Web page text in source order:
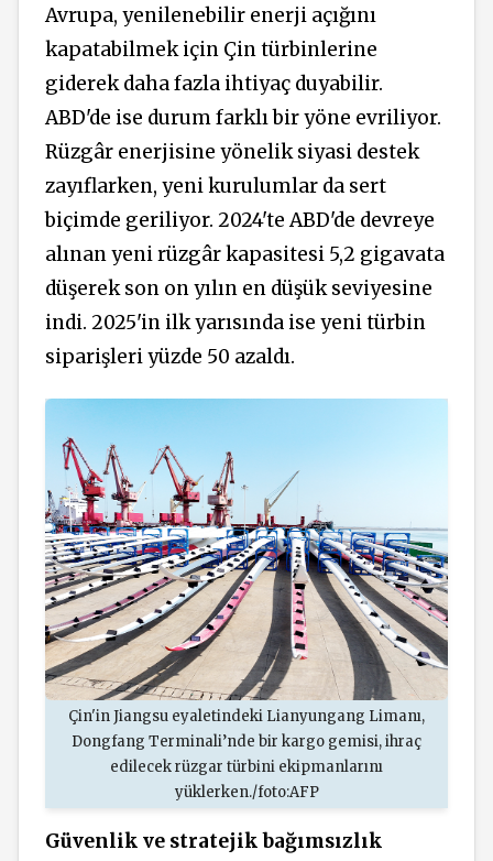
Avrupa, yenilenebilir enerji açığını
kapatabilmek için Çin türbinlerine
giderek daha fazla ihtiyaç duyabilir.
ABD'de ise durum farklı bir yöne evriliyor.
Rüzgâr enerjisine yönelik siyasi destek
zayıflarken, yeni kurulumlar da sert
biçimde geriliyor. 2024'te ABD'de devreye
alınan yeni rüzgâr kapasitesi 5,2 gigavata
düşerek son on yılın en düşük seviyesine
indi. 2025'in ilk yarısında ise yeni türbin
siparişleri yüzde 50 azaldı.
Çin'in Jiangsu eyaletindeki Lianyungang Limanı,
Dongfang Terminali’nde bir kargo gemisi, ihraç
edilecek rüzgar türbini ekipmanlarını
yüklerken./foto:AFP
Güvenlik ve stratejik bağımsızlık